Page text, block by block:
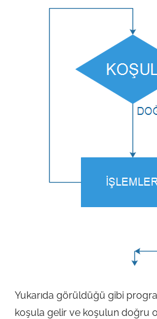
Yukarıda görüldüğü gibi
koşula gelir ve koşulun doğru